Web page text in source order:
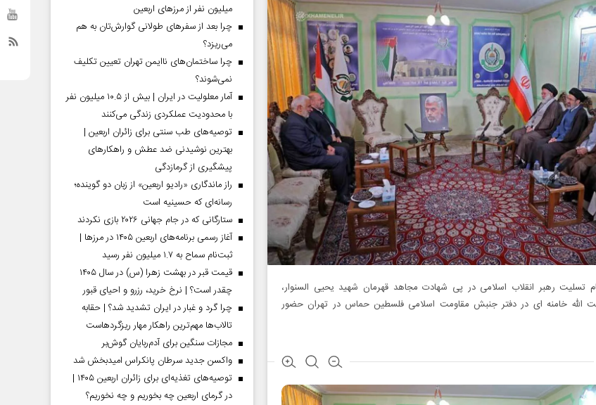
تسلیت رهبر انقلاب اسلامی در پی شهادت مجاهد قهرمان شهید یحیی السنوار،
الله خامنه‌ ای در دفتر جنبش مقاومت اسلامی فلسطین حماس در تهران حضور
میلیون نفر از مرز‌های اربعین
چرا بعد از سفرهای طولانی گوارش‌تان به هم
می‌ریزد؟
چرا ساختمان‌های ناایمن تهران تعیین تکلیف
نمی‌شوند؟
آمار معلولیت در ایران | بیش از ۱۰.۵ میلیون نفر
با محدودیت عملکردی زندگی می‌کنند
توصیه‌های طب سنتی برای زائران اربعین |
بهترین نوشیدنی ضد عطش و راهکارهای
پیشگیری از گرمازدگی
راز ماندگاری «رادیو اربعین» از زبان دو گوینده؛
رسانه‌ای که حسینیه است
ستارگانی که در جام جهانی ۲۰۲۶ بازی نکردند
آغاز رسمی برنامه‌های اربعین ۱۴۰۵ در مرز‌ها |
ثبت‌نام سماح به ۱.۷ میلیون نفر رسید
قیمت قبر در بهشت زهرا (س) در سال ۱۴۰۵
چقدر است؟ | نرخ خرید، رزرو و احیای قبور
چرا گرد و غبار در ایران تشدید شد؟ | حقابه
تالاب‌ها مهم‌ترین راهکار مهار ریزگردهاست
مجازات سنگین برای آدم‌ربایان گوش‌بر
واکسن جدید سرطان پانکراس امیدبخش شد
توصیه‌های تغذیه‌ای برای زائران اربعین ۱۴۰۵ |
در گرمای اربعین چه بخوریم و چه نخوریم؟